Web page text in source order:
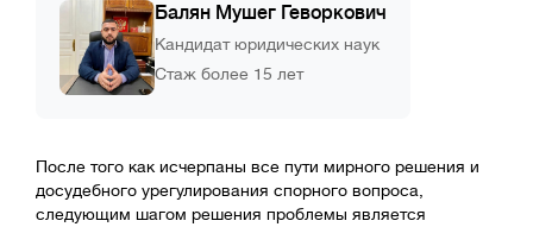
Балян Мушег Геворкович
Кандидат юридических наук
Стаж более 15 лет
После того как исчерпаны все пути мирного решения и
досудебного урегулирования спорного вопроса,
следующим шагом решения проблемы является